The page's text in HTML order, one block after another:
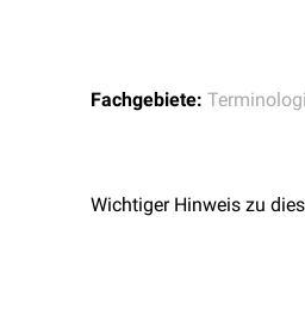
Fachgebiete:
Wichtiger Hinweis zu